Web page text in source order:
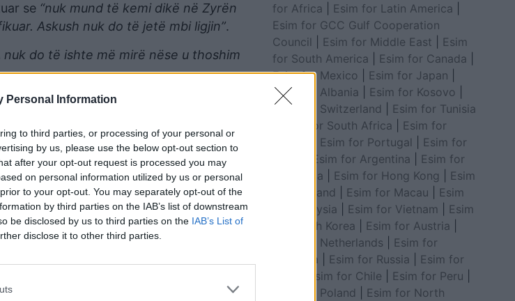
Personal Information
to third parties, or processing of your personal or
by us, please use the below opt-out section to
after your opt-out request is processed you may
on personal information utilized by us or personal
to your opt-out. You may separately opt-out of the
by third parties on the IAB’s list of downstream
be disclosed by us to third parties on the IAB’s List of
disclose it to other third parties.
se “nuk mund të kemi dikë në Zyrën
Askush nuk do të jetë mbi ligjin”.
nuk do të ishte më mirë nëse u thoshim
e Departamentit të Drejtësisë
në vijim, Donald Trump rrezikon
for Africa
Esim for Latin America
Esim for GCC Gulf Cooperation
Council
Esim for Middle East
Esim
for South America
Esim for Canada
Esim for Mexico
Esim for Japan
Esim for Albania
Esim for Kosovo
Esim for Switzerland
Esim for Tunisia
Esim for South Africa
Esim for
Esim for Portugal
Esim for
Esim for Argentina
Esim for
Colombia
Esim for Hong Kong
Esim
for Thailand
Esim for Macau
Esim
for Malaysia
Esim for Vietnam
Esim
for South Korea
Esim for Austria
Esim for Netherlands
Esim for
Australia
Esim for Russia
Esim for
Esim for Chile Esim for Peru
Esim for Poland
Esim for North